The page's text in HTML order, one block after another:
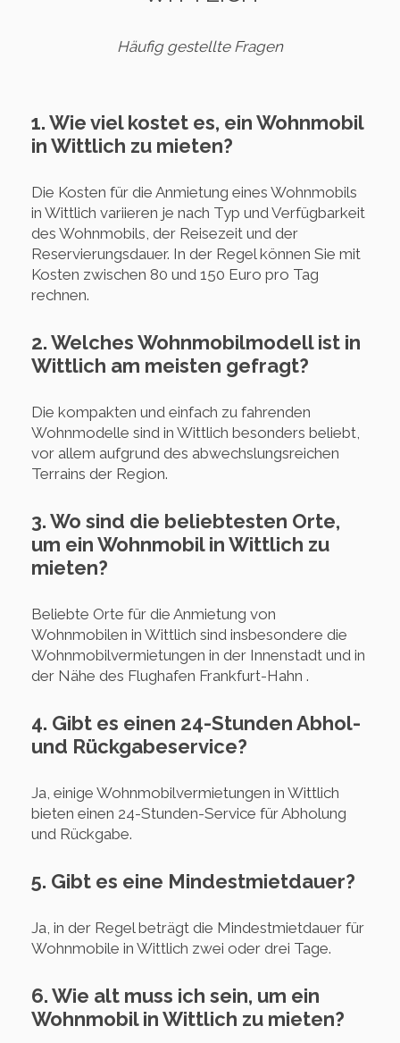
Häufig gestellte Fragen
1. Wie viel kostet es, ein Wohnmobil
in Wittlich zu mieten?
Die Kosten für die Anmietung eines Wohnmobils
in Wittlich variieren je nach Typ und Verfügbarkeit
des Wohnmobils, der Reisezeit und der
Reservierungsdauer. In der Regel können Sie mit
Kosten zwischen 80 und 150 Euro pro Tag
rechnen.
2. Welches Wohnmobilmodell ist in
Wittlich am meisten gefragt?
Die kompakten und einfach zu fahrenden
Wohnmodelle sind in Wittlich besonders beliebt,
vor allem aufgrund des abwechslungsreichen
Terrains der Region.
3. Wo sind die beliebtesten Orte,
um ein Wohnmobil in Wittlich zu
mieten?
Beliebte Orte für die Anmietung von
Wohnmobilen in Wittlich sind insbesondere die
Wohnmobilvermietungen in der Innenstadt und in
der Nähe des Flughafen Frankfurt-Hahn .
4. Gibt es einen 24-Stunden Abhol-
und Rückgabeservice?
Ja, einige Wohnmobilvermietungen in Wittlich
bieten einen 24-Stunden-Service für Abholung
und Rückgabe.
5. Gibt es eine Mindestmietdauer?
Ja, in der Regel beträgt die Mindestmietdauer für
Wohnmobile in Wittlich zwei oder drei Tage.
6. Wie alt muss ich sein, um ein
Wohnmobil in Wittlich zu mieten?